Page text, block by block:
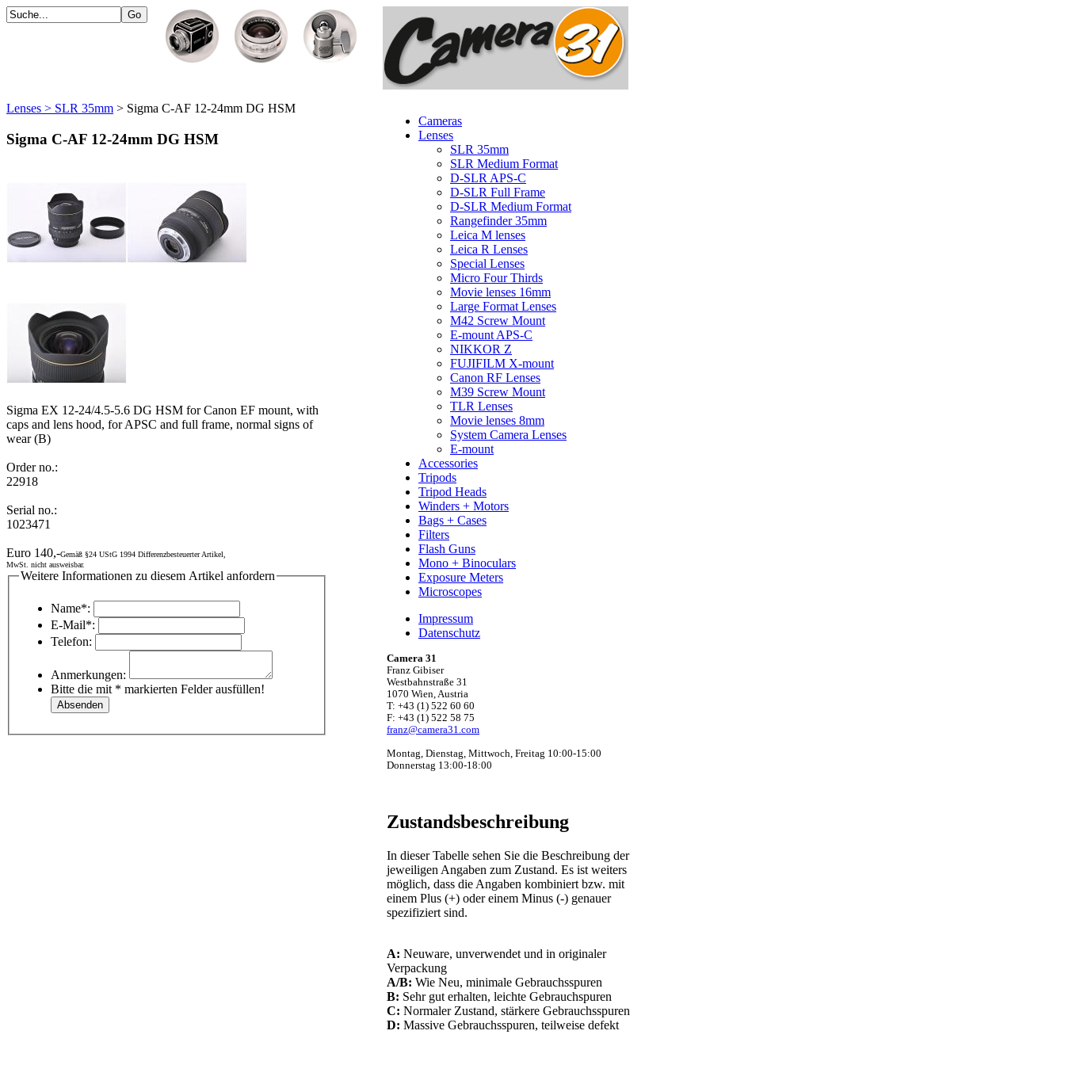
Lenses > SLR 35mm > Sigma C-AF 12-24mm DG HSM
Sigma C-AF 12-24mm DG HSM
Sigma EX 12-24/4.5-5.6 DG HSM for Canon EF mount, with
caps and lens hood, for APSC and full frame, normal signs of
wear (B)
Order no.:
22918
Serial no.:
1023471
Euro 140,-Gemäß §24 UStG 1994 Differenzbesteuerter Artikel,
MwSt. nicht ausweisbar.
Weitere Informationen zu diesem Artikel anfordern
Name*:
E-Mail*:
Telefon:
Anmerkungen:
Bitte die mit * markierten Felder ausfüllen!
Cameras
Lenses
SLR 35mm
SLR Medium Format
D-SLR APS-C
D-SLR Full Frame
D-SLR Medium Format
Rangefinder 35mm
Leica M lenses
Leica R Lenses
Special Lenses
Micro Four Thirds
Movie lenses 16mm
Large Format Lenses
M42 Screw Mount
E-mount APS-C
NIKKOR Z
FUJIFILM X-mount
Canon RF Lenses
M39 Screw Mount
TLR Lenses
Movie lenses 8mm
System Camera Lenses
E-mount
Accessories
Tripods
Tripod Heads
Winders + Motors
Bags + Cases
Filters
Flash Guns
Mono + Binoculars
Exposure Meters
Microscopes
Impressum
Datenschutz
Camera 31
Franz Gibiser
Westbahnstraße 31
1070 Wien, Austria
T: +43 (1) 522 60 60
F: +43 (1) 522 58 75
franz@camera31.com
Montag, Dienstag, Mittwoch, Freitag 10:00-15:00
Donnerstag 13:00-18:00
Zustandsbeschreibung
In dieser Tabelle sehen Sie die Beschreibung der
jeweiligen Angaben zum Zustand. Es ist weiters
möglich, dass die Angaben kombiniert bzw. mit
einem Plus (+) oder einem Minus (-) genauer
spezifiziert sind.
A: Neuware, unverwendet und in originaler
Verpackung
A/B: Wie Neu, minimale Gebrauchsspuren
B: Sehr gut erhalten, leichte Gebrauchspuren
C: Normaler Zustand, stärkere Gebrauchsspuren
D: Massive Gebrauchsspuren, teilweise defekt